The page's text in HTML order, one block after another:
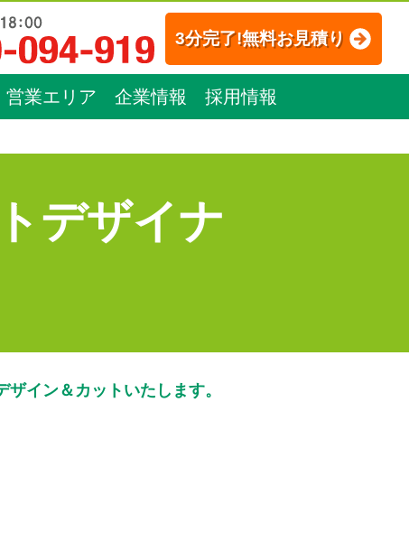
3分完了!無料お見積り
営業エリア 企業情報 採用情報
デザイナ
イン＆カットいたします。